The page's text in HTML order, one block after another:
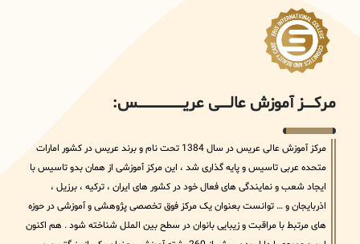
مرکــــــز آموزش عالــــــی عریــــــــــــــــــــــــــــس:
مرکز آموزش عالی عریس در سال 1384 تحت نام و برند عریس در کشور امارات
متحده عربی تاسیس و پایه گذاری شد ، این مرکز آموزشی از همان بدو تاسیس با
ایجاد شعب و نمایندگی های فعال خود در کشور های ایران ، ترکیه ، برزیل ،
اذربایجان و … توانست بعنوان یک مرکز فوق تخصصی پژوهشی و آموزشی در حوزه
های مرتبط با مراقبت و زیبایی بانوان در سطح بین الملل شناخته شود . هم اکنون